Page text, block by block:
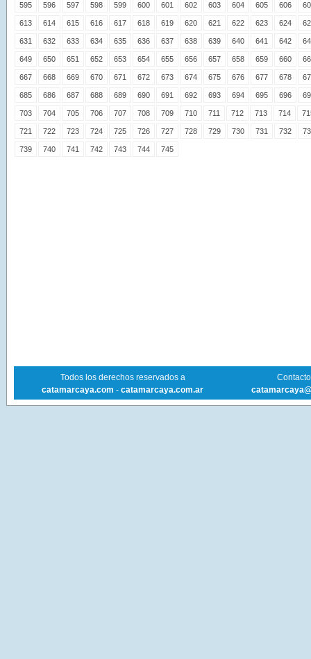
595 596 597 598 599 600 601 602 603 604 605 606
613 614 615 616 617 618 619 620 621 622 623 624
631 632 633 634 635 636 637 638 639 640 641 642
649 650 651 652 653 654 655 656 657 658 659 660
667 668 669 670 671 672 673 674 675 676 677 678
685 686 687 688 689 690 691 692 693 694 695 696
703 704 705 706 707 708 709 710 711 712 713 714
721 722 723 724 725 726 727 728 729 730 731 732
739 740 741 742 743 744 745
Todos los derechos reservados a
catamarcaya.com - catamarcaya.com.ar